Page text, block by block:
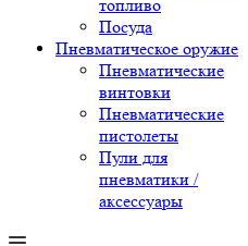
топливо
Посуда
Пневматическое оружие
Пневматические
винтовки
Пневматические
пистолеты
Пули для
пневматики /
аксессуары